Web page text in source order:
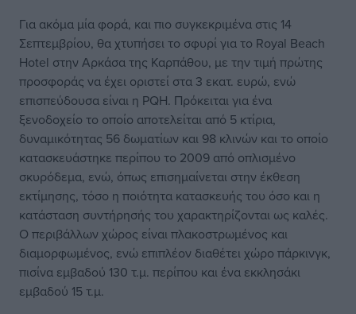
Για ακόμα μία φορά, και πιο συγκεκριμένα στις 14
Σεπτεμβρίου, θα χτυπήσει το σφυρί για το Royal Beach
Hotel στην Αρκάσα της Καρπάθου, με την τιμή πρώτης
προσφοράς να έχει οριστεί στα 3 εκατ. ευρώ, ενώ
επισπεύδουσα είναι η PQH. Πρόκειται για ένα
ξενοδοχείο το οποίο αποτελείται από 5 κτίρια,
δυναμικότητας 56 δωματίων και 98 κλινών και το οποίο
κατασκευάστηκε περίπου το 2009 από οπλισμένο
σκυρόδεμα, ενώ, όπως επισημαίνεται στην έκθεση
εκτίμησης, τόσο η ποιότητα κατασκευής του όσο και η
κατάσταση συντήρησής του χαρακτηρίζονται ως καλές.
Ο περιβάλλων χώρος είναι πλακοστρωμένος και
διαμορφωμένος, ενώ επιπλέον διαθέτει χώρο πάρκινγκ,
πισίνα εμβαδού 130 τ.μ. περίπου και ένα εκκλησάκι
εμβαδού 15 τ.μ.